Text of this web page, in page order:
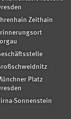
Zeithain
Torgau
Platz
Sonnenstein